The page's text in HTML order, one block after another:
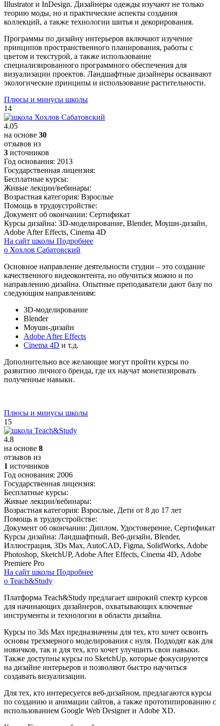
Illustrator и InDesign. Дизайнеры одежды изучают не только
теорию моды, но и практические аспекты создания
коллекций, а также технологии шитья и декорирования.
Программы по дизайну интерьеров включают изучение
принципов пространственного планирования, работы с
цветом и текстурой, а также использование
специализированного программного обеспечения для
визуализации проектов. Ландшафтные дизайнеры осваивают
экологические принципы и использование растительности.
Плюсы и минусы школы
14
4.05
на основе 30
отзывов из
3 источников
Год основания: 2013
Государственная лицензия:
Бесплатные курсы:
Живые лекции/вебинары:
Возрастная категория: Взрослые
Помощь в трудоустройстве:
Документ об окончании: Сертификат
Курсы дизайна: 3D-моделирование, Blender, Моушн-дизайн,
Adobe After Effects, Cinema 4D
На сайт школы Подробнее
о Хохлов Сабатовский
Основное направление деятельности студии – это создание
качественного видеоконтента, но обучиться можно и по
направлению дизайна. Опытные преподаватели дают базу по
следующим направлениям:
3D-моделирование
Blender
Моушн-дизайн
Adobe After Effects
Cinema 4D и т.д.
Дополнительно все желающие могут пройти курсы по
развитию личного бренда, где их научат монетизировать
полученные навыки.
Плюсы и минусы школы
15
4.8
на основе 8
отзывов из
1 источников
Год основания: 2006
Государственная лицензия:
Бесплатные курсы:
Живые лекции/вебинары:
Возрастная категория: Взрослые, Дети от 8 до 17 лет
Помощь в трудоустройстве:
Документ об окончании: Диплом, Удостоверение, Сертификат
Курсы дизайна: Ландшафтный, Веб-дизайн, Blender,
Иллюстрация, 3Ds Max, AutoCAD, Figma, SolidWorks, Adobe
Photoshop, SketchUP, Adobe After Effects, Cinema 4D, Adobe
Premiere Pro
На сайт школы Подробнее
о Teach&Study
Платформа Teach&Study предлагает широкий спектр курсов
для начинающих дизайнеров, охватывающих ключевые
инструменты и технологии в области дизайна.
Курсы по 3ds Max предназначены для тех, кто хочет освоить
основы трехмерного моделирования с нуля. Подходят как для
новичков, так и для тех, кто хочет улучшить свои навыки.
Также доступны курсы по SketchUp, которые фокусируются
на дизайне интерьеров и позволяют быстро научиться
создавать визуализации.
Для тех, кто интересуется веб-дизайном, предлагаются курсы
по созданию и анимации сайтов, а также прототипированию с
использованием Google Web Designer и Adobe XD.